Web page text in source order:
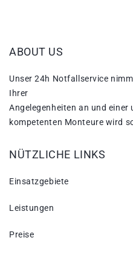
ABOUT US
Unser 24h Notfallservice
Ihrer
Angelegenheiten an und einer
kompetenten Monteure wird
NÜTZLICHE LINKS
Einsatzgebiete
Leistungen
Preise